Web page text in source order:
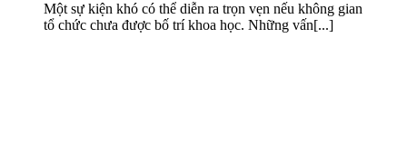
Một sự kiện khó có thể diễn ra trọn vẹn nếu không gian
tổ chức chưa được bố trí khoa học. Những vấn[...]